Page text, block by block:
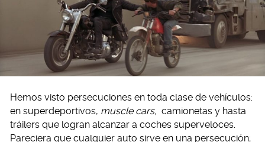
Hemos visto persecuciones en toda clase de vehículos:
en superdeportivos, muscle cars, camionetas y hasta
tráilers que logran alcanzar a coches superveloces.
Pareciera que cualquier auto sirve en una persecución;